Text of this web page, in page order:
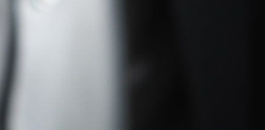
met 1-op-1 coaching. Een
op zijn/haar best-